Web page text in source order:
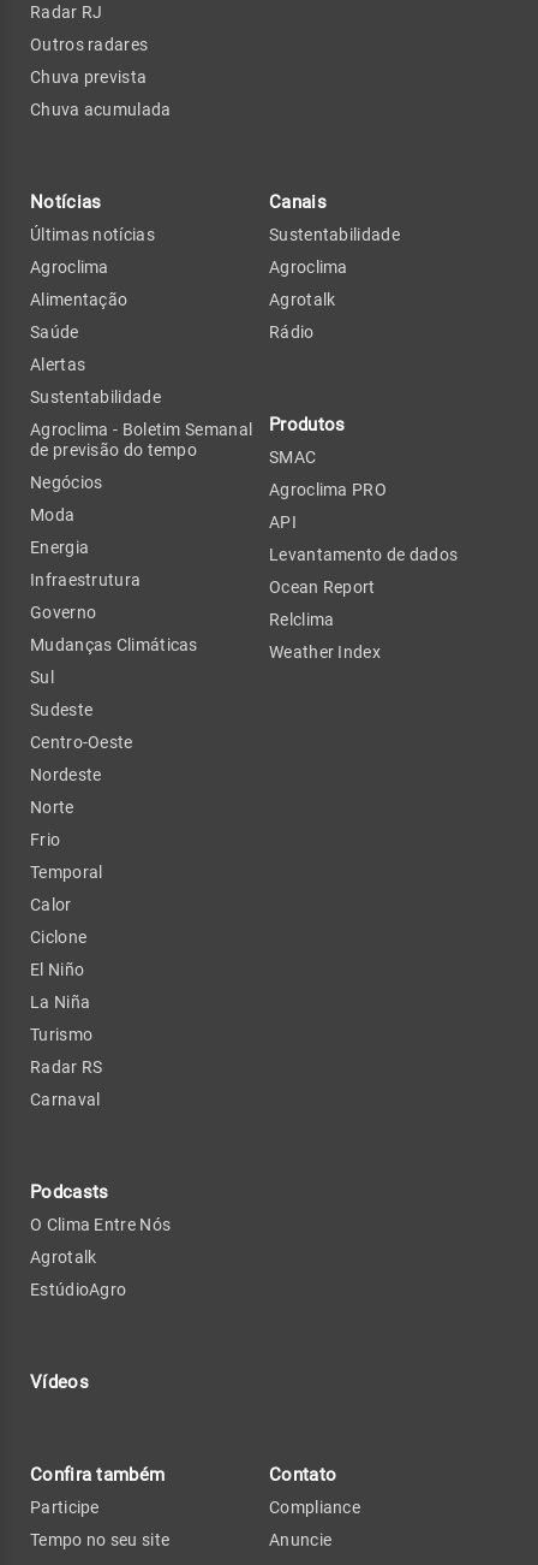
Radar RJ
Outros radares
Chuva prevista
Chuva acumulada
Notícias
Últimas notícias
Agroclima
Alimentação
Saúde
Alertas
Sustentabilidade
Agroclima - Boletim Semanal
de previsão do tempo
Negócios
Moda
Energia
Infraestrutura
Governo
Mudanças Climáticas
Sul
Sudeste
Centro-Oeste
Nordeste
Norte
Frio
Temporal
Calor
Ciclone
El Niño
La Niña
Turismo
Radar RS
Carnaval
Podcasts
O Clima Entre Nós
Agrotalk
EstúdioAgro
Vídeos
Canais
Sustentabilidade
Agroclima
Agrotalk
Rádio
Produtos
SMAC
Agroclima PRO
API
Levantamento de dados
Ocean Report
Relclima
Weather Index
Confira também
Participe
Tempo no seu site
Contato
Compliance
Anuncie